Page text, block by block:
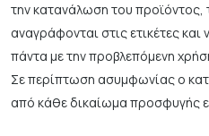
την κατανάλωση του προϊόντος,
αναγράφονται στις ετικέτες
πάντα με την προβλεπόμενη
Σε περίπτωση ασυμφωνίας ο
από κάθε δικαίωμα προσφυγής